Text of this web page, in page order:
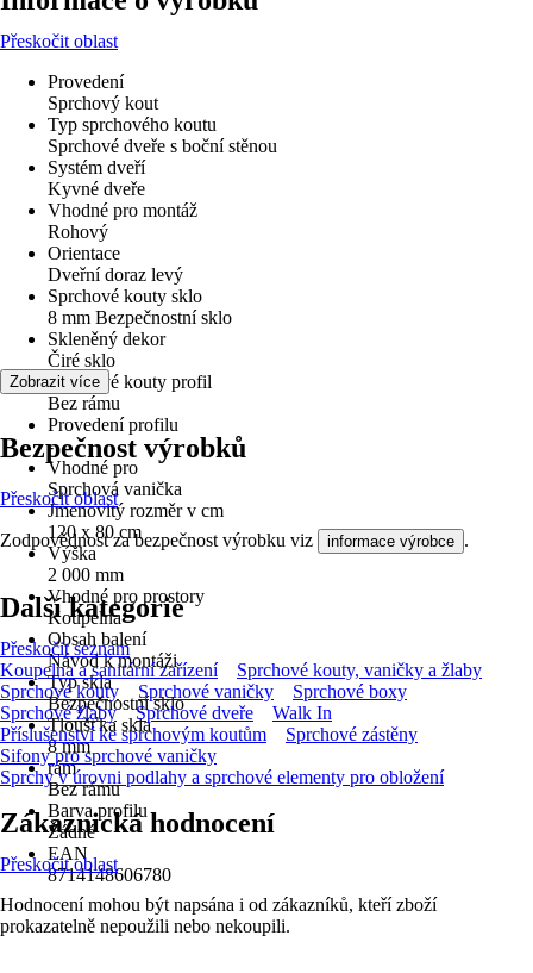
Přeskočit oblast
Provedení
Sprchový kout
Typ sprchového koutu
Sprchové dveře s boční stěnou
Systém dveří
Kyvné dveře
Vhodné pro montáž
Rohový
Orientace
Dveřní doraz levý
Sprchové kouty sklo
8 mm Bezpečnostní sklo
Skleněný dekor
Čiré sklo
Sprchové kouty profil
Bez rámu
Provedení profilu
-
Vhodné pro
Sprchová vanička
Jmenovitý rozměr v cm
120 x 80 cm
Výška
2 000 mm
Vhodné pro prostory
Koupelna
Obsah balení
Návod k montáži
Typ skla
Bezpečnostní sklo
Tloušťka skla
8 mm
rám
Bez rámu
Barva profilu
Žádné
EAN
8714148606780
Zobrazit více
Bezpečnost výrobků
Přeskočit oblast
Zodpovědnost za bezpečnost výrobku viz informace výrobce .
Další kategorie
Přeskočit seznam
Koupelna a sanitární zařízení
Sprchové kouty, vaničky a žlaby
Sprchové kouty
Sprchové vaničky
Sprchové boxy
Sprchové žlaby
Sprchové dveře
Walk In
Příslušenství ke sprchovým koutům
Sprchové zástěny
Sifony pro sprchové vaničky
Sprchy v úrovni podlahy a sprchové elementy pro obložení
Zákaznická hodnocení
Přeskočit oblast
Hodnocení mohou být napsána i od zákazníků, kteří zboží
prokazatelně nepoužili nebo nekoupili.